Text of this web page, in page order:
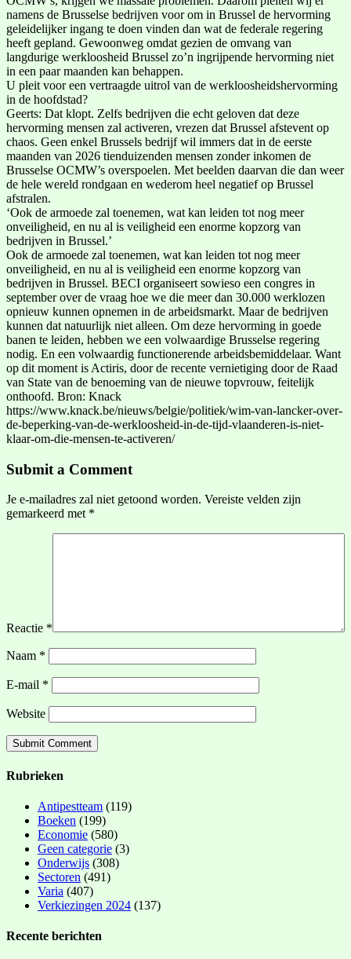
namens de Brusselse bedrijven voor om in Brussel de hervorming
geleidelijker ingang te doen vinden dan wat de federale regering
heeft gepland. Gewoonweg omdat gezien de omvang van
langdurige werkloosheid Brussel zo’n ingrijpende hervorming niet
in een paar maanden kan behappen.
U pleit voor een vertraagde uitrol van de werkloosheidshervorming
in de hoofdstad?
Geerts: Dat klopt. Zelfs bedrijven die echt geloven dat deze
hervorming mensen zal activeren, vrezen dat Brussel afstevent op
chaos. Geen enkel Brussels bedrijf wil immers dat in de eerste
maanden van 2026 tienduizenden mensen zonder inkomen de
Brusselse OCMW’s overspoelen. Met beelden daarvan die dan weer
de hele wereld rondgaan en wederom heel negatief op Brussel
afstralen.
‘Ook de armoede zal toenemen, wat kan leiden tot nog meer
onveiligheid, en nu al is veiligheid een enorme kopzorg van
bedrijven in Brussel.’
Ook de armoede zal toenemen, wat kan leiden tot nog meer
onveiligheid, en nu al is veiligheid een enorme kopzorg van
bedrijven in Brussel. BECI organiseert sowieso een congres in
september over de vraag hoe we die meer dan 30.000 werklozen
opnieuw kunnen opnemen in de arbeidsmarkt. Maar de bedrijven
kunnen dat natuurlijk niet alleen. Om deze hervorming in goede
banen te leiden, hebben we een volwaardige Brusselse regering
nodig. En een volwaardig functionerende arbeidsbemiddelaar. Want
op dit moment is Actiris, door de recente vernietiging door de Raad
van State van de benoeming van de nieuwe topvrouw, feitelijk
onthoofd. Bron: Knack
https://www.knack.be/nieuws/belgie/politiek/wim-van-lancker-over-
de-beperking-van-de-werkloosheid-in-de-tijd-vlaanderen-is-niet-
klaar-om-die-mensen-te-activeren/
Submit a Comment
Je e-mailadres zal niet getoond worden. Vereiste velden zijn
gemarkeerd met *
Reactie *
Naam *
E-mail *
Website
Rubrieken
Antipestteam (119)
Boeken (199)
Economie (580)
Geen categorie (3)
Onderwijs (308)
Sectoren (491)
Varia (407)
Verkiezingen 2024 (137)
Recente berichten